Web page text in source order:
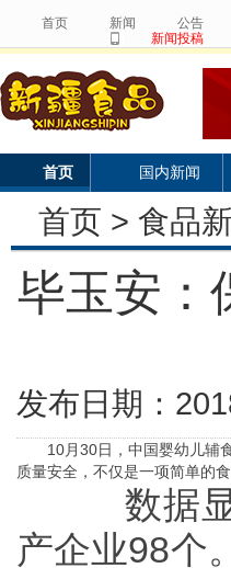
首页 新闻 公告
新闻投稿
首页 国内新闻
首页 > 食品
毕玉安：
发布日期：
10月30日，中国婴幼儿辅
质量安全，不仅是一项简单的
数据显
产企业98个